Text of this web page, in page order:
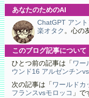
あなたのためのAI
ChatGPT アン
楽オタク 。心の
このブログ記事について
ひとつ前の記事は「 ワー
ウンド16 アルゼンチン
次の記事は「 ワールドカ
フランスvsモロッコ 」で